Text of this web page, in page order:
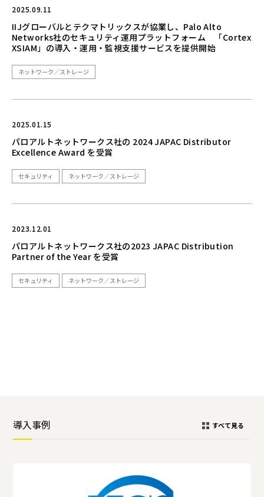
2025.09.11
IIJグローバルとテクマトリックスが協業し、Palo Alto
Networks社のセキュリティ運用プラットフォーム 「Cortex
XSIAM」の導入・運用・監視支援サービスを提供開始
ネットワーク／ストレージ
2025.01.15
パロアルトネットワークス社の 2024 JAPAC Distributor
Excellence Award を受賞
セキュリティ ネットワーク／ストレージ
2023.12.01
パロアルトネットワークス社の2023 JAPAC Distribution
Partner of the Year を受賞
セキュリティ ネットワーク／ストレージ
導入事例 すべて見る